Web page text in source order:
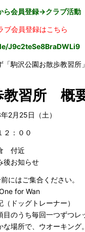
ら会員登録→クラブ活動
ブ会員登録はこちら
J9c2teSe8BraDWLi9
「駒沢公園お散歩教習
教習所 概要
2月25日（土）
：００
付近
後お知らせ
にはご集合ください。
for Wan
（ドッグトレーナー）
目のうち毎回一つずつレ
で、ウオーキング。